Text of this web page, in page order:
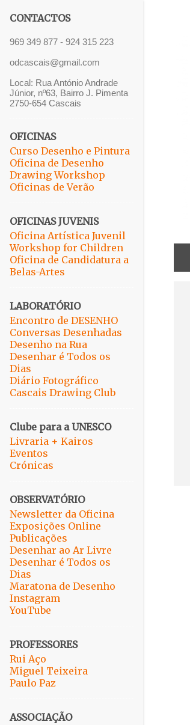
e
CONTACTOS
969 349 877 - 924 315 223
odcascais@gmail.com
Local: Rua António Andrade
Júnior, nº63, Bairro J. Pimenta
2750-654 Cascais
OFICINAS
Curso Desenho e Pintura
Oficina de Desenho
Drawing Workshop
Oficinas de Verão
OFICINAS JUVENIS
Oficina Artística Juvenil
Workshop for Children
Oficina de Candidatura a
Belas-Artes
LABORATÓRIO
Encontro de DESENHO
Conversas Desenhadas
Desenho na Rua
Desenhar é Todos os
Dias
Diário Fotográfico
Cascais Drawing Club
Clube para a UNESCO
Livraria + Kairos
Eventos
Crónicas
OBSERVATÓRIO
Newsletter da Oficina
Exposições Online
Publicações
Desenhar ao Ar Livre
Desenhar é Todos os
Dias
Maratona de Desenho
Instagram
YouTube
PROFESSORES
Rui Aço
Miguel Teixeira
Paulo Paz
ASSOCIAÇÃO